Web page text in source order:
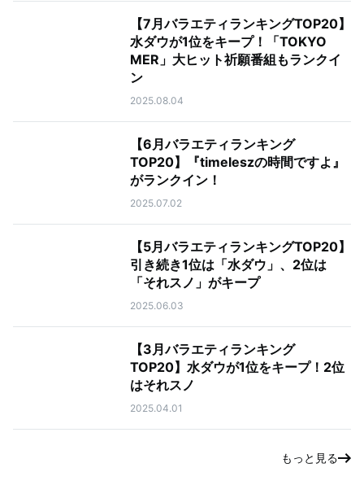
【7月バラエティランキングTOP20】
水ダウが1位をキープ！「TOKYO
MER」大ヒット祈願番組もランクイ
ン
2025.08.04
【6月バラエティランキング
TOP20】『timeleszの時間ですよ』
がランクイン！
2025.07.02
【5月バラエティランキングTOP20】
引き続き1位は「水ダウ」、2位は
「それスノ」がキープ
2025.06.03
【3月バラエティランキング
TOP20】水ダウが1位をキープ！2位
はそれスノ
2025.04.01
もっと見る